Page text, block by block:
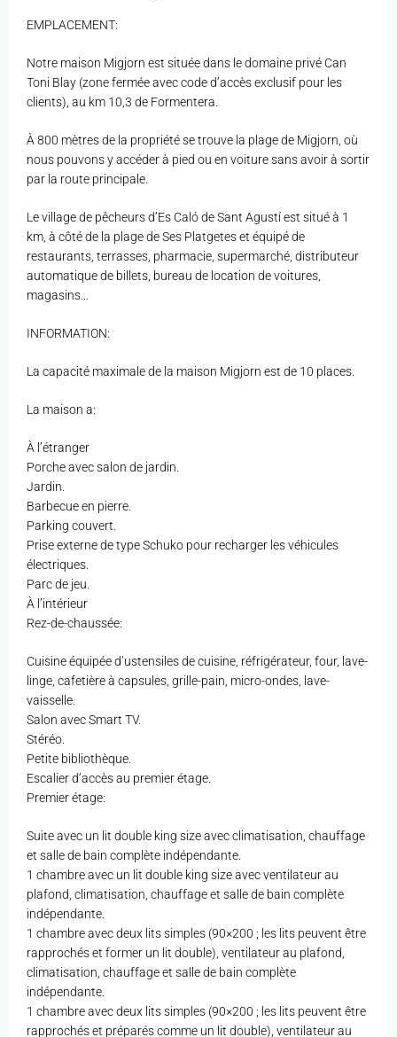
EMPLACEMENT:
Notre maison Migjorn est située dans le domaine privé Can
Toni Blay (zone fermée avec code d’accès exclusif pour les
clients), au km 10,3 de Formentera.
À 800 mètres de la propriété se trouve la plage de Migjorn, où
nous pouvons y accéder à pied ou en voiture sans avoir à sortir
par la route principale.
Le village de pêcheurs d’Es Caló de Sant Agustí est situé à 1
km, à côté de la plage de Ses Platgetes et équipé de
restaurants, terrasses, pharmacie, supermarché, distributeur
automatique de billets, bureau de location de voitures,
magasins…
INFORMATION:
La capacité maximale de la maison Migjorn est de 10 places.
La maison a:
À l’étranger
Porche avec salon de jardin.
Jardin.
Barbecue en pierre.
Parking couvert.
Prise externe de type Schuko pour recharger les véhicules
électriques.
Parc de jeu.
À l’intérieur
Rez-de-chaussée:
Cuisine équipée d’ustensiles de cuisine, réfrigérateur, four, lave-
linge, cafetière à capsules, grille-pain, micro-ondes, lave-
vaisselle.
Salon avec Smart TV.
Stéréo.
Petite bibliothèque.
Escalier d’accès au premier étage.
Premier étage:
Suite avec un lit double king size avec climatisation, chauffage
et salle de bain complète indépendante.
1 chambre avec un lit double king size avec ventilateur au
plafond, climatisation, chauffage et salle de bain complète
indépendante.
1 chambre avec deux lits simples (90×200 ; les lits peuvent être
rapprochés et former un lit double), ventilateur au plafond,
climatisation, chauffage et salle de bain complète
indépendante.
1 chambre avec deux lits simples (90×200 ; les lits peuvent être
rapprochés et préparés comme un lit double), ventilateur au